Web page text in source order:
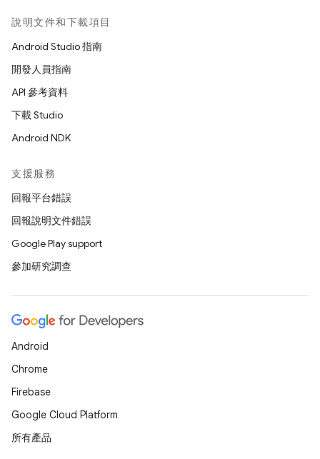
說明文件和下載項目
Android Studio 指南
開發人員指南
API 參考資料
下載 Studio
Android NDK
支援服務
回報平台錯誤
回報說明文件錯誤
Google Play support
參加研究調查
Android
Chrome
Firebase
Google Cloud Platform
所有產品